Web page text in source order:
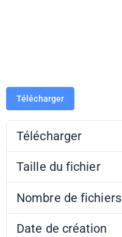
Télécharger
Télécharger
Taille du fichier
Nombre de fichiers
Date de création